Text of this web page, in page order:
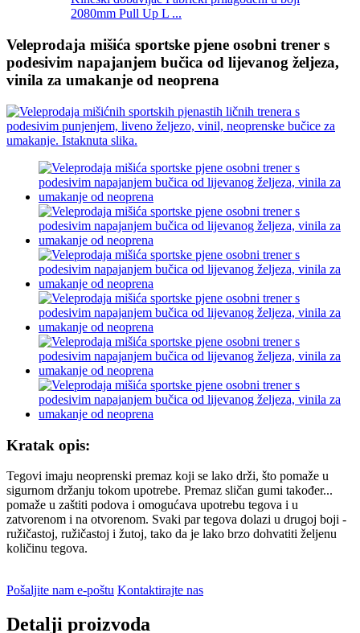
2080mm Pull Up L ...
Veleprodaja mišića sportske pjene osobni trener s
podesivim napajanjem bučica od lijevanog željeza,
vinila za umakanje od neoprena
Kratak opis:
Tegovi imaju neoprenski premaz koji se lako drži, što pomaže u
sigurnom držanju tokom upotrebe. Premaz sličan gumi također...
pomaže u zaštiti podova i omogućava upotrebu tegova i u
zatvorenom i na otvorenom. Svaki par tegova dolazi u drugoj boji -
ružičastoj, ružičastoj i žutoj, tako da je lako brzo dohvatiti željenu
količinu tegova.
Pošaljite nam e-poštu Kontaktirajte nas
Detalji proizvoda